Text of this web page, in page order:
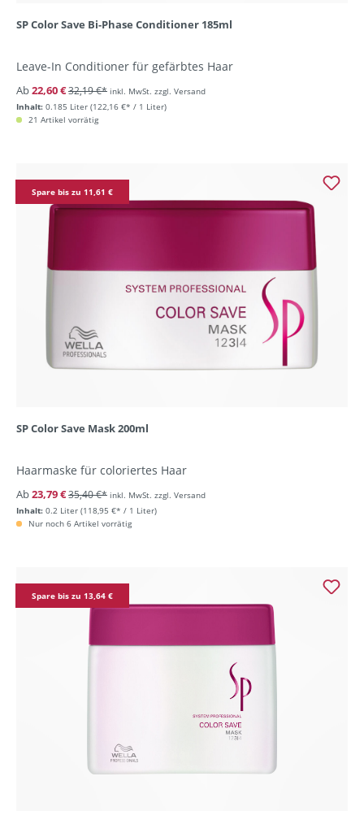
SP Color Save Bi-Phase Conditioner 185ml
Leave-In Conditioner für gefärbtes Haar
Inhalt: 0.185 Liter (122,16 €* / 1 Liter)
Ab22,60 €32,19 €* inkl. MwSt. zzgl. Versand
21 Artikel vorrätig
Spare bis zu 11,61 €
SP Color Save Mask 200ml
Haarmaske für coloriertes Haar
Inhalt: 0.2 Liter (118,95 €* / 1 Liter)
Ab23,79 €35,40 €* inkl. MwSt. zzgl. Versand
Nur noch 6 Artikel vorrätig
Spare bis zu 13,64 €